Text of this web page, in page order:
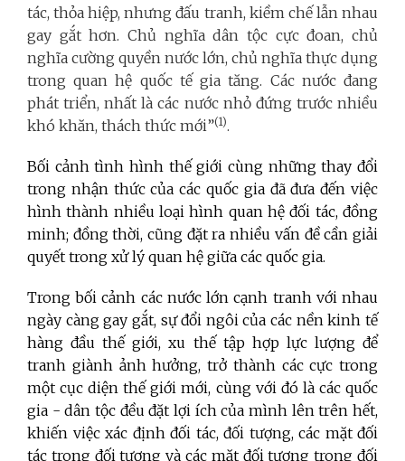
tác, thỏa hiệp, nhưng đấu tranh, kiềm chế lẫn nhau
gay gắt hơn. Chủ nghĩa dân tộc cực đoan, chủ
nghĩa cường quyền nước lớn, chủ nghĩa thực dụng
trong quan hệ quốc tế gia tăng. Các nước đang
phát triển, nhất là các nước nhỏ đứng trước nhiều
khó khăn, thách thức mới”(1).
Bối cảnh tình hình thế giới cùng những thay đổi
trong nhận thức của các quốc gia đã đưa đến việc
hình thành nhiều loại hình quan hệ đối tác, đồng
minh; đồng thời, cũng đặt ra nhiều vấn đề cần giải
quyết trong xử lý quan hệ giữa các quốc gia.
Trong bối cảnh các nước lớn cạnh tranh với nhau
ngày càng gay gắt, sự đổi ngôi của các nền kinh tế
hàng đầu thế giới, xu thế tập hợp lực lượng để
tranh giành ảnh hưởng, trở thành các cực trong
một cục diện thế giới mới, cùng với đó là các quốc
gia - dân tộc đều đặt lợi ích của mình lên trên hết,
khiến việc xác định đối tác, đối tượng, các mặt đối
tác trong đối tượng và các mặt đối tượng trong đối